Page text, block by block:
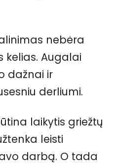
nebėra
kelias. Augalai
dažnai ir
derliumi.
laikytis griežtų
leisti
darbą. O tada